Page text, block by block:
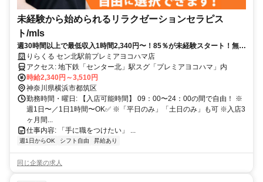
未経験から始められるリラクゼーションセラピス
ト/mls
週30時間以上で最低収入1時間2,340円〜！85％が未経験スタート！無料
トレで一生モノの技術を習得✅好きな時間に収入を得られます⏰【神奈
川県横浜市都筑区中川中央】
りらくる セン北駅前プレミアヨコハマ店
アクセス: 地下鉄「センター北」駅スグ「プレミアヨコハマ」内
時給2,340円～3,510円
神奈川県横浜市都筑区
勤務時間・曜日: 【入店可能時間】 09：00〜24：00の間で自由！ ※
週1日〜／1日1時間〜OK✅ ※「平日のみ」「土日のみ」も可 ※入店3
ヶ月間...
仕事内容: 「手に職をつけたい」 ...
週1日からOK シフト自由 昇給あり
同じ企業の求人